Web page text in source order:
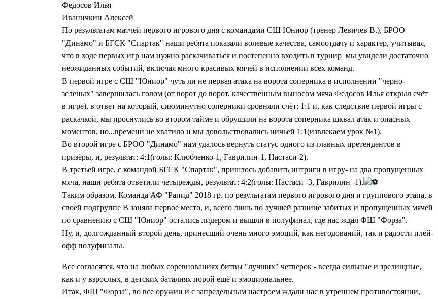
Федосов Илья
Иваничкин Алексей
По результатам матчей первого игрового дня с командами СШ Юниор (тренер Левичев В.), БРОО
"Динамо" и БГСК "Спартак" наши ребята показали волевые качества, самоотдачу и характер, учитывая,
что в ходе первых игр нам нужно раскачиваться и постепенно входить в турнир мы увидели достаточно
неожиданных событий, включая много красивых мячей в исполнении всех команд.
В первой игре с СШ "Юниор" чуть ли не первая атака на ворота соперника в исполнении "черно-
зеленых" завершилась голом (от ворот до ворот, качественным выносом мяча Федосов Илья открыл счёт
в игре), в ответ на который, сиюминутно соперники сровняли счёт: 1:1 и, как следствие первой игры с
раскачкой, мы проснулись во втором тайме и обрушили на ворота соперника шквал атак и опасных
моментов, но...времени не хватило и мы довольствовались ничьей 1:1(извлекаем урок №1).
Во второй игре с БРОО "Динамо" нам удалось вернуть статус одного из главных претендентов в
призёры, и, результат: 4:1(голы: Клюбченко-1, Гаврилин-1, Настаси-2).
В третьей игре, с командой БГСК "Спартак", пришлось добавить интриги в игру- на два пропущенных
мяча, наши ребята ответили четырежды, результат: 4:2(голы: Настаси -3, Гаврилин -1).
Таким образом, Команда АФ "Рапид" 2018 гр. по результатам первого игрового дня и группового этапа, в
своей подгруппе В заняла первое место, и, всего лишь по лучшей разнице забитых и пропущенных мячей
по сравнению с СШ "Юниор" остались лидером и вышли в полуфинал, где нас ждал ФШ "Форза".
Ну, и, долгожданный второй день, принесший очень много эмоций, как негодований, так и радости плей-
офф полуфиналы.
Все согласятся, что на любых соревнованиях битвы "лучших" четверок - всегда сильные и зрелищные,
как и у взрослых, в детских баталиях порой ещё и эмоциональнее.
Итак, ФШ "Форза", во все оружии и с запредельным настроем ждали нас в утреннем противостоянии,